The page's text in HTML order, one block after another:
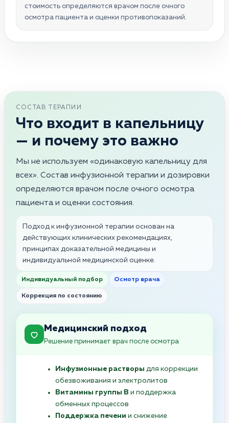
стоимость определяются врачом после очного
осмотра пациента и оценки противопоказаний.
СОСТАВ ТЕРАПИИ
Что входит в капельницу
— и почему это важно
Мы не используем «одинаковую капельницу для
всех». Состав инфузионной терапии и дозировки
определяются врачом после очного осмотра
пациента и оценки состояния.
Подход к инфузионной терапии основан на
действующих клинических рекомендациях,
принципах доказательной медицины и
индивидуальной медицинской оценке.
Индивидуальный подбор Осмотр врача
Коррекция по состоянию
Медицинский подход
Решение принимает врач после осмотра
Инфузионные растворы для коррекции
обезвоживания и электролитов
Витамины группы B и поддержка
обменных процессов
Поддержка печени и снижение